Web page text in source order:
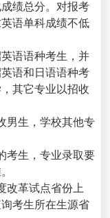
绩总分。对报考
语单科成绩不低
语语种考生，并
语和日语语种考
，其它专业以招收
男生，学校其他专
考生，专业录取要
改革试点省份上
考生所在生源省